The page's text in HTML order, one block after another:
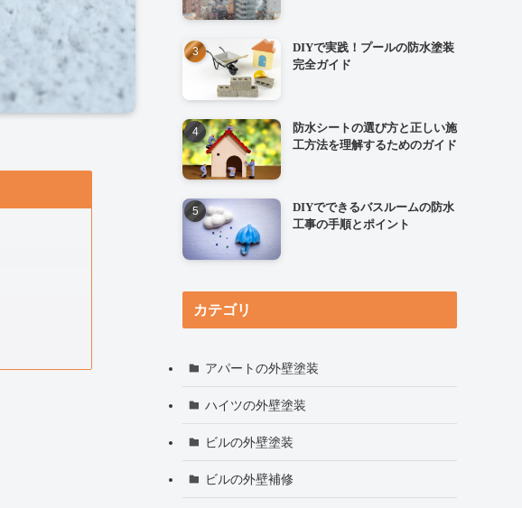
DIYで実践！プールの防水塗装
完全ガイド
防水シートの選び方と正しい施
工方法を理解するためのガイド
DIYでできるバスルームの防水
工事の手順とポイント
カテゴリ
アパートの外壁塗装
ハイツの外壁塗装
ビルの外壁塗装
ビルの外壁補修